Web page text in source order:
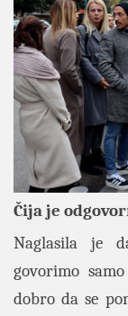
Čija je
Naglasila je
govorimo
dobro da se